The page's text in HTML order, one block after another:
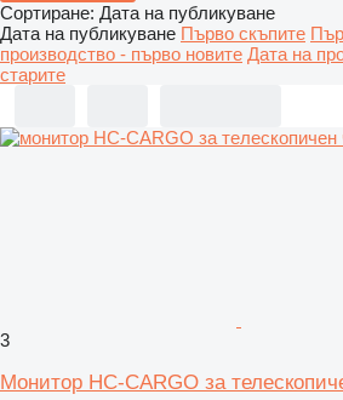
Сортиране: Дата на публикуване
Дата на публикуване Първо скъпите
производство - първо новите Дата на
старите
3
Монитор HC-CARGO за